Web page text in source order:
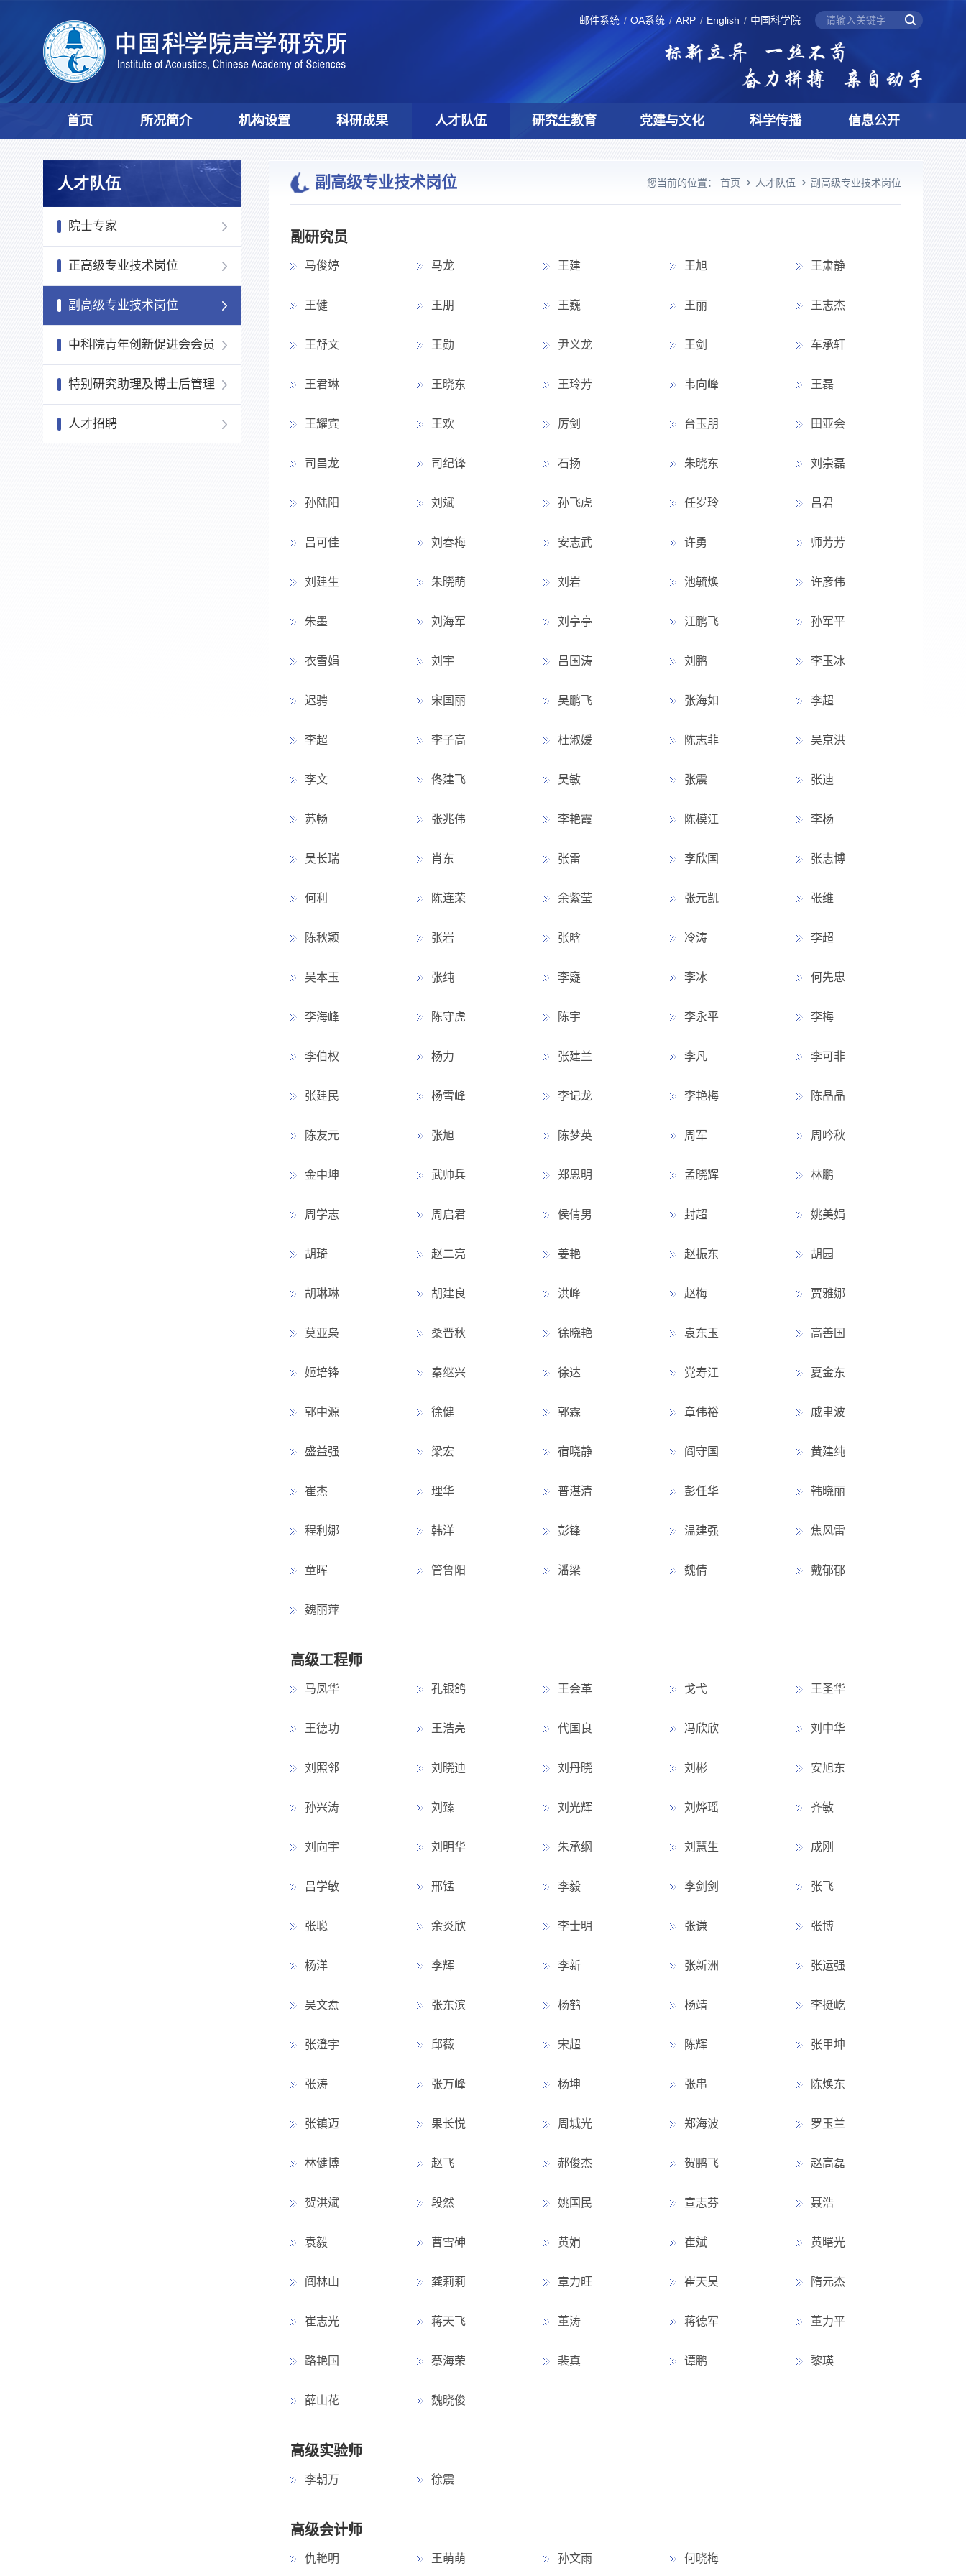
邮件系统 OA系统 ARP English 中国科学院
首页 所况简介 机构设置 科研成果 人才队伍 研究生教育 党建与文化 科学传播 信息公开
人才队伍
院士专家
正高级专业技术岗位
副高级专业技术岗位
中科院青年创新促进会会员
特别研究助理及博士后管理
人才招聘
副高级专业技术岗位 您当前的位置： 首页 人才队伍 副高级专业技术岗位
副研究员
马俊婷 马龙 王建 王旭 王肃静
王健 王朋 王巍 王丽 王志杰
王舒文 王勋 尹义龙 王剑 车承轩
王君琳 王晓东 王玲芳 韦向峰 王磊
王耀宾 王欢 厉剑 台玉朋 田亚会
司昌龙 司纪锋 石扬 朱晓东 刘崇磊
孙陆阳 刘斌 孙飞虎 任岁玲 吕君
吕可佳 刘春梅 安志武 许勇 师芳芳
刘建生 朱晓萌 刘岩 池毓焕 许彦伟
朱墨 刘海军 刘亭亭 江鹏飞 孙军平
衣雪娟 刘宇 吕国涛 刘鹏 李玉冰
迟骋 宋国丽 吴鹏飞 张海如 李超
李超 李子高 杜淑媛 陈志菲 吴京洪
李文 佟建飞 吴敏 张震 张迪
苏畅 张兆伟 李艳霞 陈模江 李杨
吴长瑞 肖东 张雷 李欣国 张志博
何利 陈连荣 余紫莹 张元凯 张维
陈秋颖 张岩 张晗 冷涛 李超
吴本玉 张纯 李嶷 李冰 何先忠
李海峰 陈守虎 陈宇 李永平 李梅
李伯权 杨力 张建兰 李凡 李可非
张建民 杨雪峰 李记龙 李艳梅 陈晶晶
陈友元 张旭 陈梦英 周军 周吟秋
金中坤 武帅兵 郑恩明 孟晓辉 林鹏
周学志 周启君 侯倩男 封超 姚美娟
胡琦 赵二亮 姜艳 赵振东 胡园
胡琳琳 胡建良 洪峰 赵梅 贾雅娜
莫亚枭 桑晋秋 徐晓艳 袁东玉 高善国
姬培锋 秦继兴 徐达 党寿江 夏金东
郭中源 徐健 郭霖 章伟裕 戚聿波
盛益强 梁宏 宿晓静 阎守国 黄建纯
崔杰 理华 普湛清 彭任华 韩晓丽
程利娜 韩洋 彭锋 温建强 焦风雷
童晖 管鲁阳 潘梁 魏倩 戴郁郁
魏丽萍
高级工程师
马凤华 孔银鸽 王会革 戈弋 王圣华
王德功 王浩亮 代国良 冯欣欣 刘中华
刘照邻 刘晓迪 刘丹晓 刘彬 安旭东
孙兴涛 刘臻 刘光辉 刘烨瑶 齐敏
刘向宇 刘明华 朱承纲 刘慧生 成刚
吕学敏 邢锰 李毅 李剑剑 张飞
张聪 余炎欣 李士明 张谦 张博
杨洋 李辉 李新 张新洲 张运强
吴文焘 张东滨 杨鹤 杨靖 李挺屹
张澄宇 邱薇 宋超 陈辉 张甲坤
张涛 张万峰 杨坤 张串 陈焕东
张镇迈 果长悦 周城光 郑海波 罗玉兰
林健博 赵飞 郝俊杰 贺鹏飞 赵高磊
贺洪斌 段然 姚国民 宣志芬 聂浩
袁毅 曹雪砷 黄娟 崔斌 黄曙光
阎林山 龚莉莉 章力旺 崔天昊 隋元杰
崔志光 蒋天飞 董涛 蒋德军 董力平
路艳国 蔡海荣 裴真 谭鹏 黎瑛
薛山花 魏晓俊
高级实验师
李朝万 徐震
高级会计师
仇艳明 王萌萌 孙文雨 何晓梅